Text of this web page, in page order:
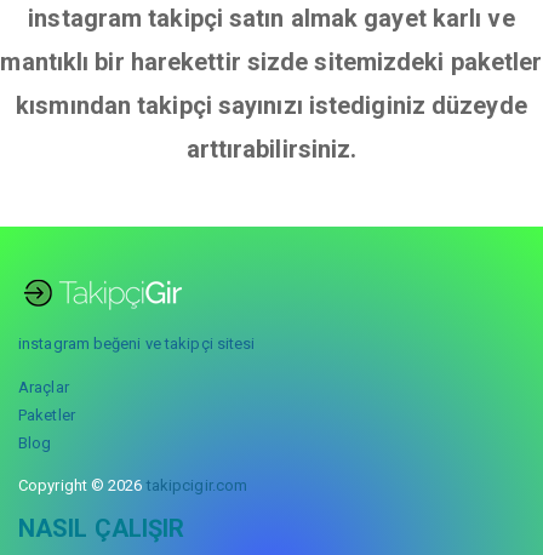
instagram takipçi satın almak gayet karlı ve
mantıklı bir harekettir sizde sitemizdeki paketler
kısmından takipçi sayınızı istediginiz düzeyde
arttırabilirsiniz.
instagram beğeni ve takipçi sitesi
Araçlar
Paketler
Blog
Copyright © 2026 takipcigir.com
NASIL ÇALIŞIR